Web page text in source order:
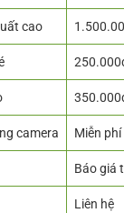
cao
camera Miễn phí
Báo giá
Liên hệ